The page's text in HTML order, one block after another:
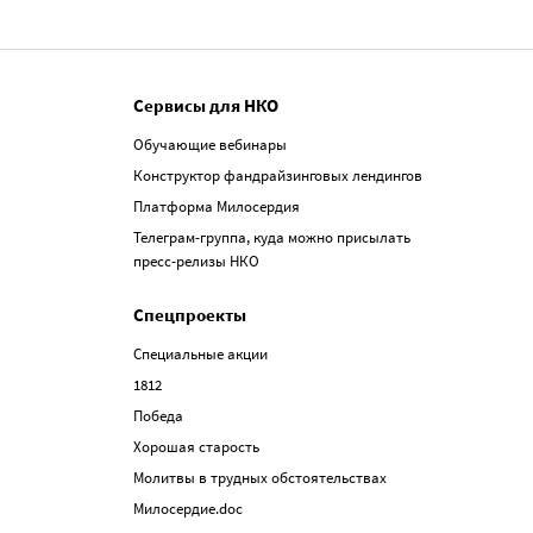
Сервисы для НКО
Обучающие вебинары
Конструктор фандрайзинговых лендингов
Платформа Милосердия
Телеграм-группа, куда можно присылать
пресс-релизы НКО
Спецпроекты
Специальные акции
1812
Победа
Хорошая старость
Молитвы в трудных обстоятельствах
Милосердие.doc